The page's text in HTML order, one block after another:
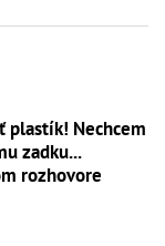
plastík! Nechcem
zadku...
rozhovore